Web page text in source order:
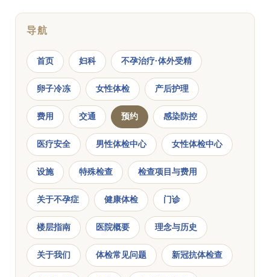
导航
首页 妇科 不孕治疗·体外受精
卵子冷冻 女性体检 产后护理
费用 交通 预约 感染防控
医疗安全 男性体检中心 女性体检中心
设施 特殊检查 检查项目与费用
关于不孕症 健康体检 门诊
楼层指南 医院概要 理念与历史
关于我们 体检常见问题 新冠抗体检查